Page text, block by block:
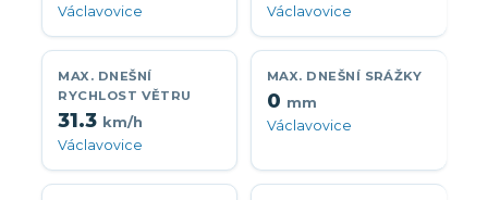
Václavovice Václavovice
MAX. DNEŠNÍ
RYCHLOST VĚTRU
31.3 km/h
Václavovice
MAX. DNEŠNÍ SRÁŽKY
0 mm
Václavovice